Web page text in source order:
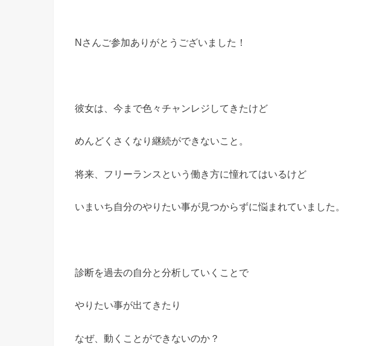
Nさんご参加ありがとうございました！
彼女は、今まで色々チャンレジしてきたけど
めんどくさくなり継続ができないこと。
将来、フリーランスという働き方に憧れてはいるけど
いまいち自分のやりたい事が見つからずに悩まれていました。
診断を過去の自分と分析していくことで
やりたい事が出てきたり
なぜ、動くことができないのか？